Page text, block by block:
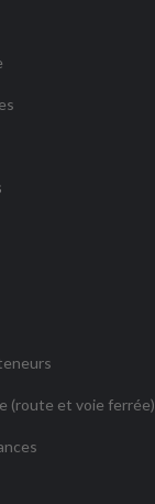
(route et voie ferrée)